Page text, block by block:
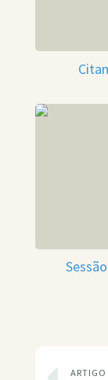
ARTIGO